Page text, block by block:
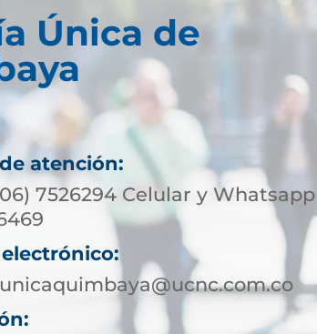
Única de
atención:
7526294 Celular y Whatsapp